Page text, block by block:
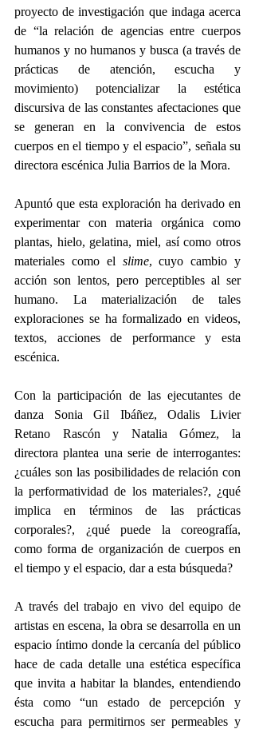
proyecto de investigación que indaga acerca
de “la relación de agencias entre cuerpos
humanos y no humanos y busca (a través de
prácticas de atención, escucha y
movimiento) potencializar la estética
discursiva de las constantes afectaciones que
se generan en la convivencia de estos
cuerpos en el tiempo y el espacio”, señala su
directora escénica Julia Barrios de la Mora.
Apuntó que esta exploración ha derivado en
experimentar con materia orgánica como
plantas, hielo, gelatina, miel, así como otros
materiales como el slime, cuyo cambio y
acción son lentos, pero perceptibles al ser
humano. La materialización de tales
exploraciones se ha formalizado en videos,
textos, acciones de performance y esta
escénica.
Con la participación de las ejecutantes de
danza Sonia Gil Ibáñez, Odalis Livier
Retano Rascón y Natalia Gómez, la
directora plantea una serie de interrogantes:
¿cuáles son las posibilidades de relación con
la performatividad de los materiales?, ¿qué
implica en términos de las prácticas
corporales?, ¿qué puede la coreografía,
como forma de organización de cuerpos en
el tiempo y el espacio, dar a esta búsqueda?
A través del trabajo en vivo del equipo de
artistas en escena, la obra se desarrolla en un
espacio íntimo donde la cercanía del público
hace de cada detalle una estética específica
que invita a habitar la blandes, entendiendo
ésta como “un estado de percepción y
escucha para permitirnos ser permeables y